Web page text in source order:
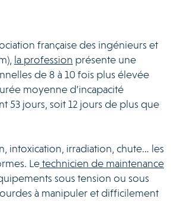
française des ingénieurs et
la profession présente une
de 8 à 10 fois plus élevée
moyenne d’incapacité
53 jours, soit 12 jours de plus que
intoxication, irradiation, chute… les
Letechnicien de maintenance
sous tension ou sous
à manipuler et difficilement